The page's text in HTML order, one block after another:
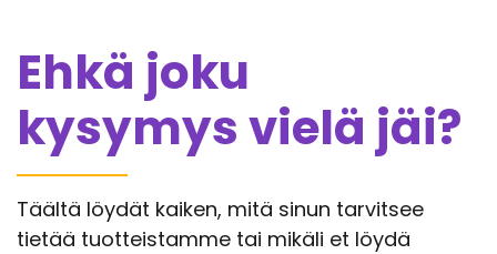
Ehkä joku
kysymys vielä jäi?
Täältä löydät kaiken, mitä sinun tarvitsee
tietää tuotteistamme tai mikäli et löydä